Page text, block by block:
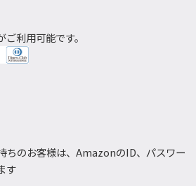
利用可能です。
ちのお客様は、AmazonのID、パスワー
す